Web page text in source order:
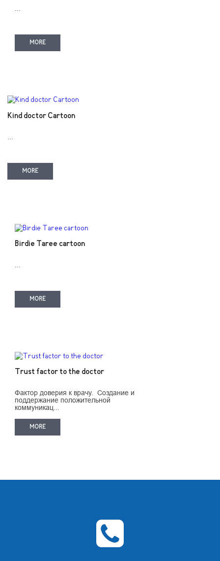
...
MORE
Kind doctor Cartoon
MORE
Birdie Taree cartoon
MORE
Trust factor to the doctor
Фактор доверия к врачу. Создание и
поддержание положительной
коммуникац...
MORE